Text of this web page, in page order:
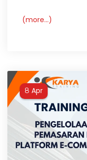
(more…)
8 Apr